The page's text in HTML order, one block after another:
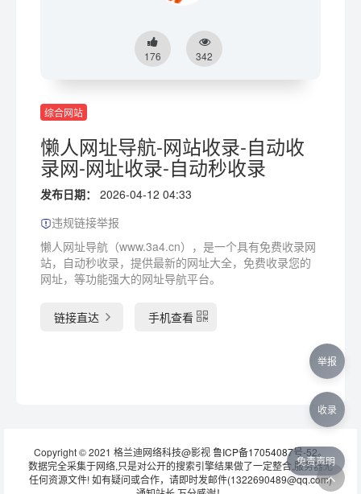
176 342
综合网站
懒人网址导航-网站收录-自动收
录网-网址收录-自动秒收录
发布日期：
2026-04-12 04:33
违规链接举报
懒人网址导航（www.3a4.cn），是一个具有免费收录网
站，自动秒收录，提供最新的网址大全，免费收录您的
网址，等功能强大的网址导航平台。
链接直达 手机查看
Copyright © 2021 格兰迪网络科技@影视鲁ICP备17054087号-52。
数据完全采集于网络,只是对公开的搜索引擎结果做了一定整合,服务器无
任何资源文件! 如有疑问或合作，请即时发邮件(1322690489@qq.com)
免责声明
举报
收录